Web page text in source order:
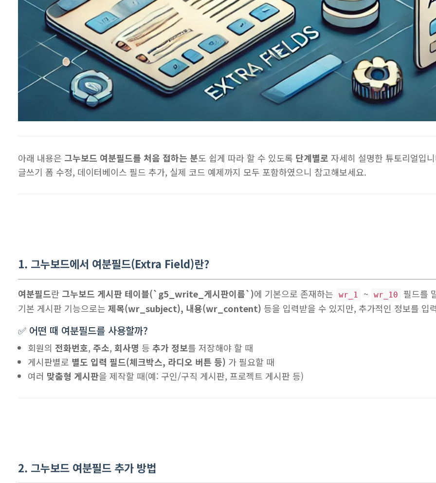
아래 내용은 그누보드 여분필드를 처음 접하는 분도 쉽게 따라 할 수 있도록 단계별로 자세히 설명한 튜토리얼입
글쓰기 폼 수정, 데이터베이스 필드 추가, 실제 코드 예제까지 모두 포함하였으니 참고해보세요.
1. 그누보드에서 여분필드(Extra Field)란?
여분필드란 그누보드 게시판 테이블(`g5_write_게시판이름`)에 기본으로 존재하는 wr_1 ~ wr_10
필드를
기본 게시판 기능으로는 제목(wr_subject), 내용(wr_content) 등을 입력받을 수 있지만, 추가적인 정보를 입
✅ 어떤 때 여분필드를 사용할까?
회원의 전화번호, 주소, 회사명 등 추가 정보를 저장해야 할 때
게시판별로 별도 입력 필드(체크박스, 라디오 버튼 등) 가 필요할 때
여러 맞춤형 게시판을 제작할 때(예: 구인/구직 게시판, 프로젝트 게시판 등)
2. 그누보드 여분필드 추가 방법